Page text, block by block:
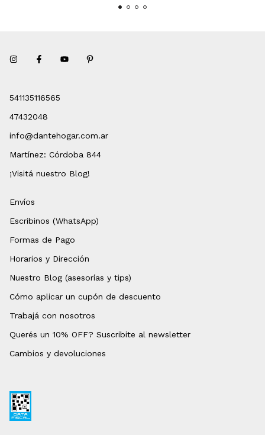
541135116565
47432048
info@dantehogar.com.ar
Martínez: Córdoba 844
¡Visitá nuestro Blog!
Envíos
Escribinos (WhatsApp)
Formas de Pago
Horarios y Dirección
Nuestro Blog (asesorías y tips)
Cómo aplicar un cupón de descuento
Trabajá con nosotros
Querés un 10% OFF? Suscribite al newsletter
Cambios y devoluciones